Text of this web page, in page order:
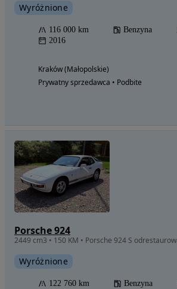
Wyróżnione
116 000 km Benzyna
2016
Kraków (Małopolskie)
Prywatny sprzedawca • Podbite
Porsche 924
Wyróżnione
122 760 km Benzyna